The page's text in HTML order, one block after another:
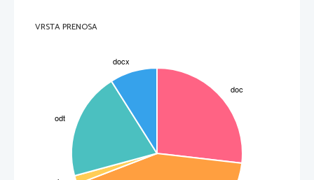
VRSTA PRENOSA